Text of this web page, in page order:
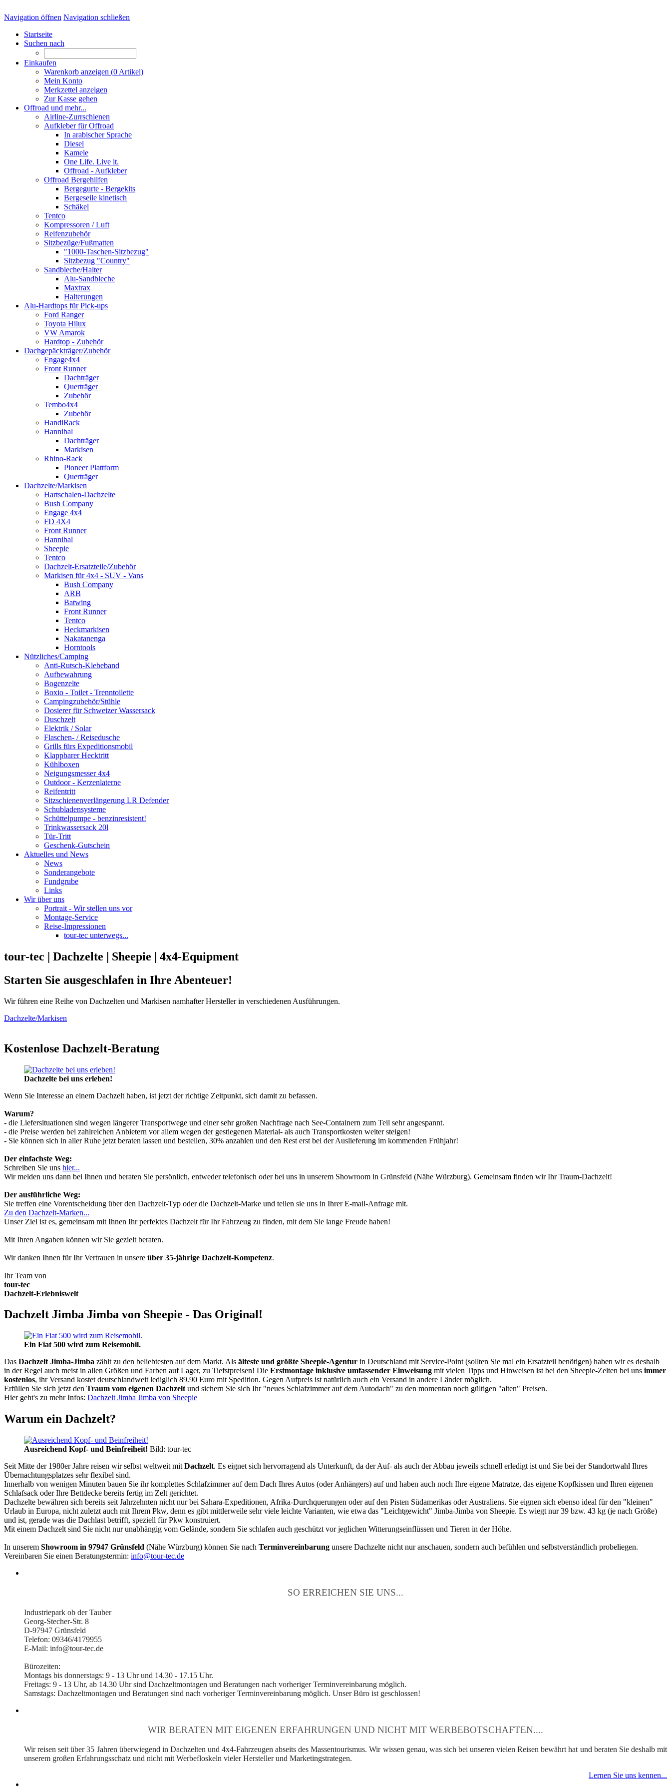
Navigation öffnen Navigation schließen
Startseite
Suchen nach
Einkaufen
Warenkorb anzeigen (0 Artikel)
Mein Konto
Merkzettel anzeigen
Zur Kasse gehen
Offroad und mehr...
Airline-Zurrschienen
Aufkleber für Offroad
In arabischer Sprache
Diesel
Kamele
One Life. Live it.
Offroad - Aufkleber
Offroad Bergehilfen
Bergegurte - Bergekits
Bergeseile kinetisch
Schäkel
Tentco
Kompressoren / Luft
Reifenzubehör
Sitzbezüge/Fußmatten
"1000-Taschen-Sitzbezug"
Sitzbezug "Country"
Sandbleche/Halter
Alu-Sandbleche
Maxtrax
Halterungen
Alu-Hardtops für Pick-ups
Ford Ranger
Toyota Hilux
VW Amarok
Hardtop - Zubehör
Dachgepäckträger/Zubehör
Engage4x4
Front Runner
Dachträger
Querträger
Zubehör
Tembo4x4
Zubehör
HandiRack
Hannibal
Dachträger
Markisen
Rhino-Rack
Pioneer Plattform
Querträger
Dachzelte/Markisen
Hartschalen-Dachzelte
Bush Company
Engage 4x4
FD 4X4
Front Runner
Hannibal
Sheepie
Tentco
Dachzelt-Ersatzteile/Zubehör
Markisen für 4x4 - SUV - Vans
Bush Company
ARB
Batwing
Front Runner
Tentco
Heckmarkisen
Nakatanenga
Horntools
Nützliches/Camping
Anti-Rutsch-Klebeband
Aufbewahrung
Bogenzelte
Boxio - Toilet - Trenntoilette
Campingzubehör/Stühle
Dosierer für Schweizer Wassersack
Duschzelt
Elektrik / Solar
Flaschen- / Reisedusche
Grills fürs Expeditionsmobil
Klappbarer Hecktritt
Kühlboxen
Neigungsmesser 4x4
Outdoor - Kerzenlaterne
Reifentritt
Sitzschienenverlängerung LR Defender
Schubladensysteme
Schüttelpumpe - benzinresistent!
Trinkwassersack 20l
Tür-Tritt
Geschenk-Gutschein
Aktuelles und News
News
Sonderangebote
Fundgrube
Links
Wir über uns
Portrait - Wir stellen uns vor
Montage-Service
Reise-Impressionen
tour-tec unterwegs...
tour-tec | Dachzelte | Sheepie | 4x4-Equipment
Starten Sie ausgeschlafen in Ihre Abenteuer!
Wir führen eine Reihe von Dachzelten und Markisen namhafter Hersteller in verschiedenen Ausführungen.
Dachzelte/Markisen
Kostenlose Dachzelt-Beratung
Dachzelte bei uns erleben!
Wenn Sie Interesse an einem Dachzelt haben, ist jetzt der richtige Zeitpunkt, sich damit zu befassen.
Warum?
- die Liefersituationen sind wegen längerer Transportwege und einer sehr großen Nachfrage nach See-Containern zum Teil sehr angespannt.
- die Preise werden bei zahlreichen Anbietern vor allem wegen der gestiegenen Material- als auch Transportkosten weiter steigen!
- Sie können sich in aller Ruhe jetzt beraten lassen und bestellen, 30% anzahlen und den Rest erst bei der Auslieferung im kommenden Frühjahr!
Der einfachste Weg:
Schreiben Sie uns hier...
Wir melden uns dann bei Ihnen und beraten Sie persönlich, entweder telefonisch oder bei uns in unserem Showroom in Grünsfeld (Nähe Würzburg). Gemeinsam finden wir Ihr Traum-Dachzelt!
Der ausführliche Weg:
Sie treffen eine Vorentscheidung über den Dachzelt-Typ oder die Dachzelt-Marke und teilen sie uns in Ihrer E-mail-Anfrage mit.
Zu den Dachzelt-Marken...
Unser Ziel ist es, gemeinsam mit Ihnen Ihr perfektes Dachzelt für Ihr Fahrzeug zu finden, mit dem Sie lange Freude haben!
Mit Ihren Angaben können wir Sie gezielt beraten.
Wir danken Ihnen für Ihr Vertrauen in unsere über 35-jährige Dachzelt-Kompetenz.
Ihr Team von
tour-tec
Dachzelt-Erlebniswelt
Dachzelt Jimba Jimba von Sheepie - Das Original!
Ein Fiat 500 wird zum Reisemobil.
Das Dachzelt Jimba-Jimba zählt zu den beliebtesten auf dem Markt. Als älteste und größte Sheepie-Agentur in Deutschland mit Service-Point (sollten Sie mal ein Ersatzteil benötigen) haben wir es deshalb
in der Regel auch meist in allen Größen und Farben auf Lager, zu Tiefstpreisen! Die Erstmontage inklusive umfassender Einweisung mit vielen Tipps und Hinweisen ist bei den Sheepie-Zelten bei uns immer
kostenlos, ihr Versand kostet deutschlandweit lediglich 89.90 Euro mit Spedition. Gegen Aufpreis ist natürlich auch ein Versand in andere Länder möglich.
Erfüllen Sie sich jetzt den Traum vom eigenen Dachzelt und sichern Sie sich Ihr "neues Schlafzimmer auf dem Autodach" zu den momentan noch gültigen "alten" Preisen.
Hier geht's zu mehr Infos: Dachzelt Jimba Jimba von Sheepie
Warum ein Dachzelt?
Ausreichend Kopf- und Beinfreiheit! Bild: tour-tec
Seit Mitte der 1980er Jahre reisen wir selbst weltweit mit Dachzelt. Es eignet sich hervorragend als Unterkunft, da der Auf- als auch der Abbau jeweils schnell erledigt ist und Sie bei der Standortwahl Ihres
Übernachtungsplatzes sehr flexibel sind.
Innerhalb von wenigen Minuten bauen Sie ihr komplettes Schlafzimmer auf dem Dach Ihres Autos (oder Anhängers) auf und haben auch noch Ihre eigene Matratze, das eigene Kopfkissen und Ihren eigenen
Schlafsack oder Ihre Bettdecke bereits fertig im Zelt gerichtet.
Dachzelte bewähren sich bereits seit Jahrzehnten nicht nur bei Sahara-Expeditionen, Afrika-Durchquerungen oder auf den Pisten Südamerikas oder Australiens. Sie eignen sich ebenso ideal für den "kleinen"
Urlaub in Europa, nicht zuletzt auch mit Ihrem Pkw, denn es gibt mittlerweile sehr viele leichte Varianten, wie etwa das "Leichtgewicht" Jimba-Jimba von Sheepie. Es wiegt nur 39 bzw. 43 kg (je nach Größe)
und ist, gerade was die Dachlast betrifft, speziell für Pkw konstruiert.
Mit einem Dachzelt sind Sie nicht nur unabhängig vom Gelände, sondern Sie schlafen auch geschützt vor jeglichen Witterungseinflüssen und Tieren in der Höhe.
In unserem Showroom in 97947 Grünsfeld (Nähe Würzburg) können Sie nach Terminvereinbarung unsere Dachzelte nicht nur anschauen, sondern auch befühlen und selbstverständlich probeliegen.
Vereinbaren Sie einen Beratungstermin: info@tour-tec.de
SO ERREICHEN SIE UNS...
Industriepark ob der Tauber
Georg-Stecher-Str. 8
D-97947 Grünsfeld
Telefon: 09346/4179955
E-Mail: info@tour-tec.de
Bürozeiten:
Montags bis donnerstags: 9 - 13 Uhr und 14.30 - 17.15 Uhr.
Freitags: 9 - 13 Uhr, ab 14.30 Uhr sind Dachzeltmontagen und Beratungen nach vorheriger Terminvereinbarung möglich.
Samstags: Dachzeltmontagen und Beratungen sind nach vorheriger Terminvereinbarung möglich. Unser Büro ist geschlossen!
WIR BERATEN MIT EIGENEN ERFAHRUNGEN UND NICHT MIT WERBEBOTSCHAFTEN....
Wir reisen seit über 35 Jahren überwiegend in Dachzelten und 4x4-Fahrzeugen abseits des Massentourismus. Wir wissen genau, was sich bei unseren vielen Reisen bewährt hat und beraten Sie deshalb mit
unserem großen Erfahrungsschatz und nicht mit Werbefloskeln vieler Hersteller und Marketingstrategen.
Lernen Sie uns kennen...